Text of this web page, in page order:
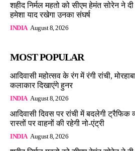
शहीद निर्मल महतो को सीएम हेमंत सोरेन ने
हमेशा याद रखेगा उनका संघर्ष
INDIA August 8, 2026
MOST POPULAR
आदिवासी महोत्सव के रंग में रंगी रांची,
कलाकार दिखाएंगे हुनर
INDIA August 8, 2026
आदिवासी दिवस पर रांची में बदलेगी ट्रैफिक
रास्तों पर वाहनों की रहेगी नो-एंट्री
INDIA August 8, 2026